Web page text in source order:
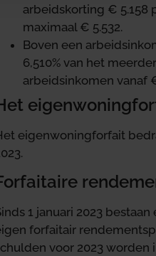
arbeidskorting € 5.158
maximaal € 5.532.
Boven een
6,510% van het
arbeidsinkomen vanaf
eigenwoningforfait
1 januari 2023
forfaitair
voor 2023 worden